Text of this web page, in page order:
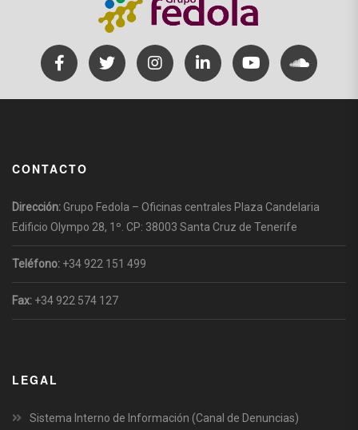
CONTACTO
Dirección: Grupo Fedola – Oficinas centrales Plaza Candelaria
Edificio Olympo 28, 1º. CP: 38003 Santa Cruz de Tenerife
Teléfono: +34 922 151 499
Fax: +34 922 574 127
LEGAL
Sistema Interno de Información (Canal de Denuncias)